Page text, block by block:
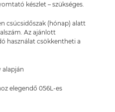
készlet – szükséges.
csúcsidőszak (hónap) alatt
Az ajánlott
használat csökkentheti a
alapján
elegendő 056L-es